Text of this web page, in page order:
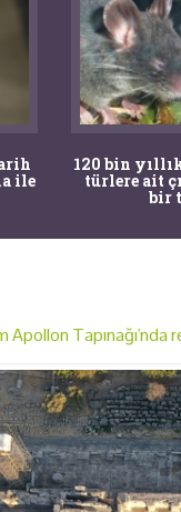
ile
120 bin
türlere ait
bir
Apollon Tapınağı'nda